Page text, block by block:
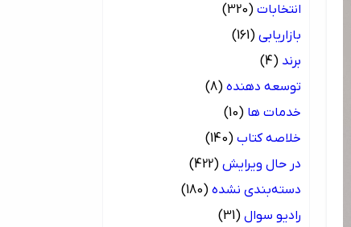
انتخابات (320)
بازاریابی (161)
برند (4)
توسعه دهنده (8)
خدمات ها (10)
خلاصه کتاب (140)
در حال ویرایش (422)
دسته‌بندی نشده (180)
رادیو سوال (31)